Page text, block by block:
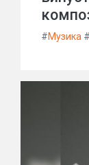
#Музика #